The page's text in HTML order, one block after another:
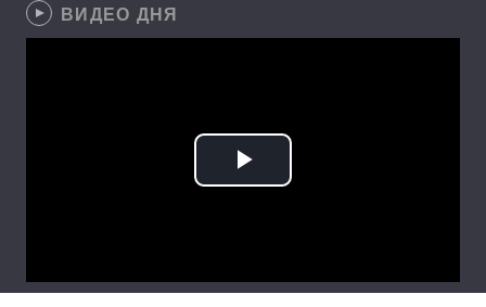
ВИДЕО ДНЯ